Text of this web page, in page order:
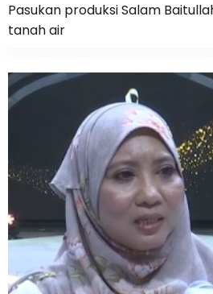
Pasukan produksi Salam
tanah air